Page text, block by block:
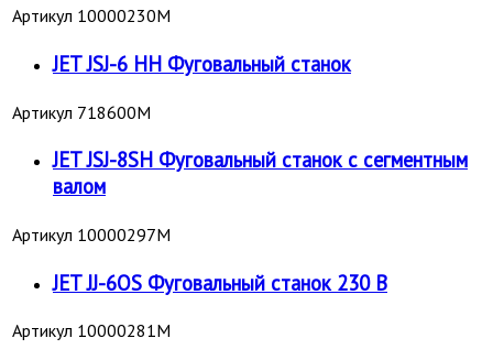
Артикул 10000230M
JET JSJ-6 HH Фуговальный станок
Артикул 718600M
JET JSJ-8SH Фуговальный станок c сегментным
валом
Артикул 10000297M
JET JJ-6OS Фуговальный станок 230 В
Артикул 10000281M